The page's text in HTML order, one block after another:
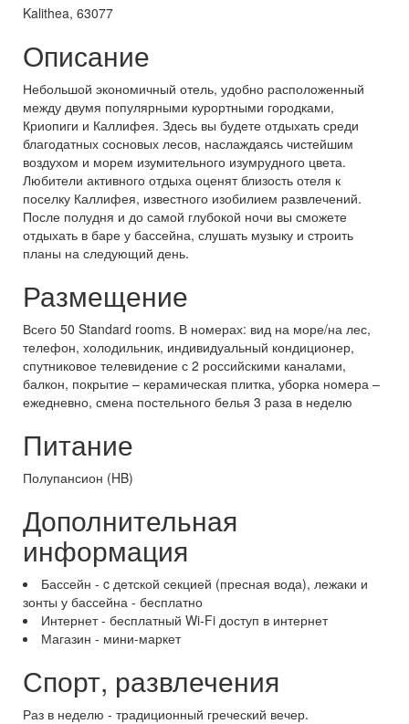
Kalithea, 63077
Описание
Небольшой экономичный отель, удобно расположенный
между двумя популярными курортными городками,
Криопиги и Каллифея. Здесь вы будете отдыхать среди
благодатных сосновых лесов, наслаждаясь чистейшим
воздухом и морем изумительного изумрудного цвета.
Любители активного отдыха оценят близость отеля к
поселку Каллифея, известного изобилием развлечений.
После полудня и до самой глубокой ночи вы сможете
отдыхать в баре у бассейна, слушать музыку и строить
планы на следующий день.
Размещение
Всего 50 Standard rooms. В номерах: вид на море/на лес,
телефон, холодильник, индивидуальный кондиционер,
спутниковое телевидение с 2 российскими каналами,
балкон, покрытие – керамическая плитка, уборка номера –
ежедневно, смена постельного белья 3 раза в неделю
Питание
Полупансион (HB)
Дополнительная
информация
Бассейн - c детской секцией (пресная вода), лежаки и
зонты у бассейна - бесплатно
Интернет - бесплатный Wi-Fi доступ в интернет
Магазин - мини-маркет
Спорт, развлечения
Раз в неделю - традиционный греческий вечер.